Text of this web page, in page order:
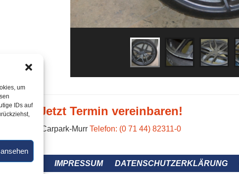
um
IDs auf
Jetzt Termin vereinbaren!
Carpark-Murr Telefon: (0 71 44) 82311-0
UNS IMPRESSUM DATENSCHUTZERKLÄRUNG